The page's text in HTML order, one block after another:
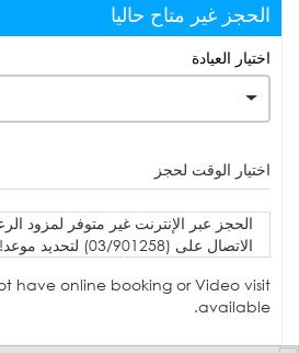
الحجز غير متاح حاليا
اختيار العيادة
اختيار الوقت لحجز
الحجز عبر الإنترنت غير متوفر لمزود
الاتصال على (03/901258) لتحديد موعد!
have online booking or Video visit
available.